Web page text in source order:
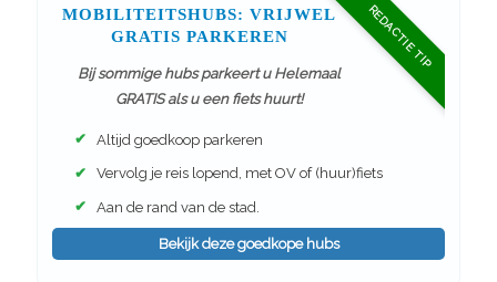
REDACTIE TIP
MOBILITEITSHUBS: VRIJWEL
GRATIS PARKEREN
Bij sommige hubs parkeert u Helemaal
GRATIS als u een fiets huurt!
✔ Altijd goedkoop parkeren
✔ Vervolg je reis lopend, met OV of (huur)fiets
✔ Aan de rand van de stad.
Bekijk deze goedkope hubs